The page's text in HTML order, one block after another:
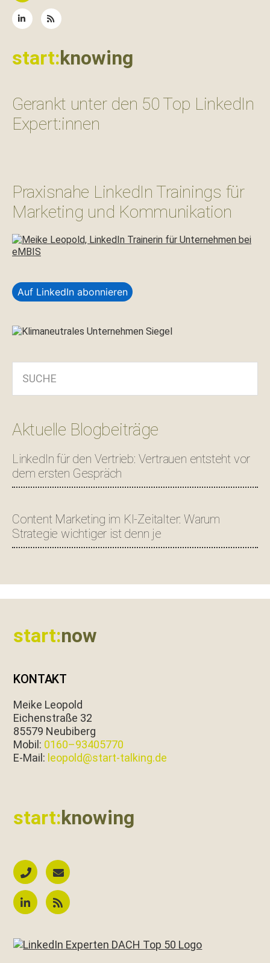
start:knowing
Gerankt unter den 50 Top LinkedIn
Expert:innen
Praxisnahe LinkedIn Trainings für
Marketing und Kommunikation
Auf LinkedIn abonnieren
Aktuelle Blogbeiträge
LinkedIn für den Vertrieb: Vertrauen entsteht vor
dem ersten Gespräch
Content Marketing im KI-Zeitalter: Warum
Strategie wichtiger ist denn je
start:now
KONTAKT
Meike Leopold
Eichen­straße 32
85579 Neubiberg
Mobil: 0160–93405770
E‑Mail: leopold@start-talking.de
start:knowing